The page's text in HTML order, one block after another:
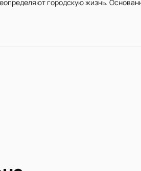
городскую жизнь.